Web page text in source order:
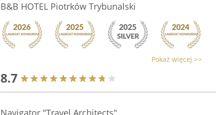
B&B HOTEL Piotrków Trybunalski
Pokaż więcej >>
8.7
Navigator "Travel Architects"